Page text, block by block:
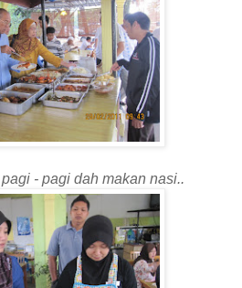
- pagi dah makan nasi..